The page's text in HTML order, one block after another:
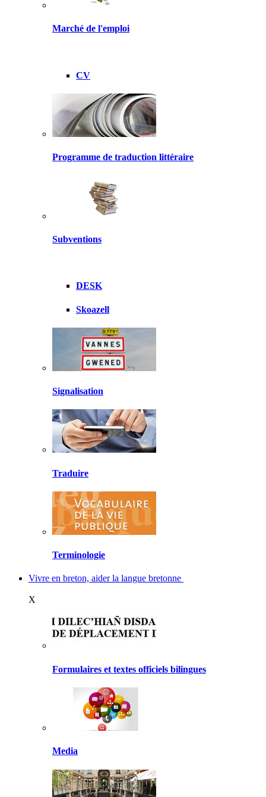
Marché de l'emploi
CV
Programme de traduction littéraire
Subventions
DESK
Skoazell
Signalisation
Traduire
Terminologie
Vivre en breton, aider la langue bretonne
X
Formulaires et textes officiels bilingues
Media